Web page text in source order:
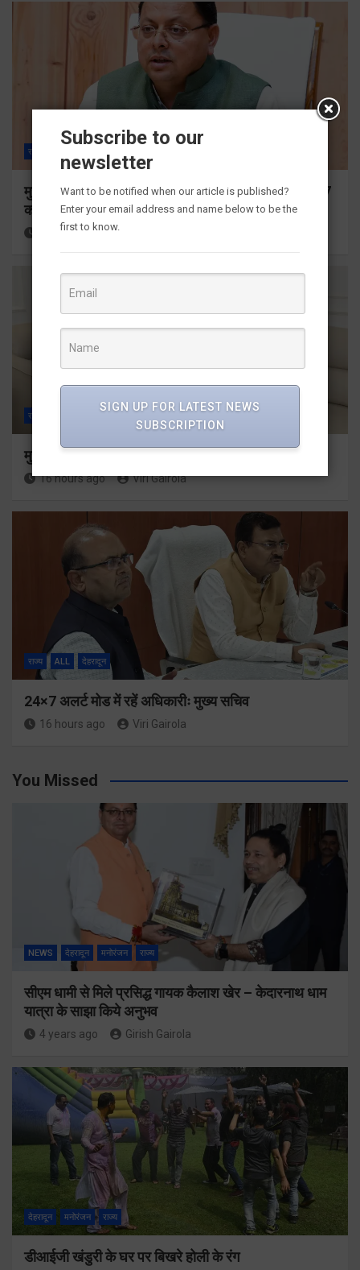
राज्य
मुख्यमंत्री ने प्रदान की विभिन्न विकास योजनाओं के लिए 1967
करोड़ की वित्तीय स्वीकृति
14 hours ago
राज्य
मुख्यमंत्री से महानिदेशक एनसीसी ने की शिष्टाचार भेंट
16 hours ago Viri Gairola
राज्य ALL देहरादून
24×7 अलर्ट मोड में रहें अधिकारीः मुख्य सचिव
16 hours ago Viri Gairola
You Missed
NEWS देहरादून मनोरंजन राज्य
सीएम धामी से मिले प्रसिद्ध गायक कैलाश खेर – केदारनाथ धाम
यात्रा के साझा किये अनुभव
4 years ago Girish Gairola
देहरादून मनोरंजन राज्य
डीआईजी खंडुरी के घर पर बिखरे होली के रंग
Subscribe to our
newsletter
Want to be notified when our article is published?
Enter your email address and name below to be the
first to know.
SIGN UP FOR LATEST NEWS
SUBSCRIPTION